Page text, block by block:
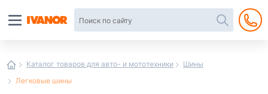
Каталог товаров для авто- и мототехники
Шины
Легковые шины
интернет-